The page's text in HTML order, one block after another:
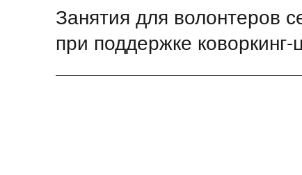
Следующая
Занятия для волонтеров
при поддержке